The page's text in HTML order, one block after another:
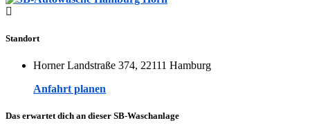
Standort
Horner Landstraße 374, 22111 Hamburg
Anfahrt planen
Das erwartet dich an dieser SB-Waschanlage